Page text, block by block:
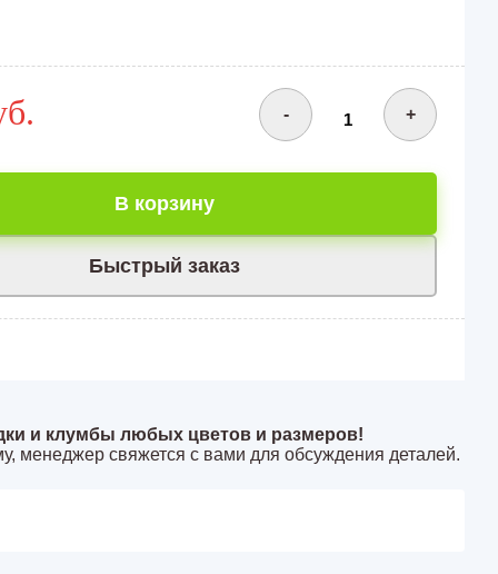
- +
Быстрый заказ
В корзину
и клумбы любых цветов и размеров!
менеджер свяжется с вами для обсуждения деталей.